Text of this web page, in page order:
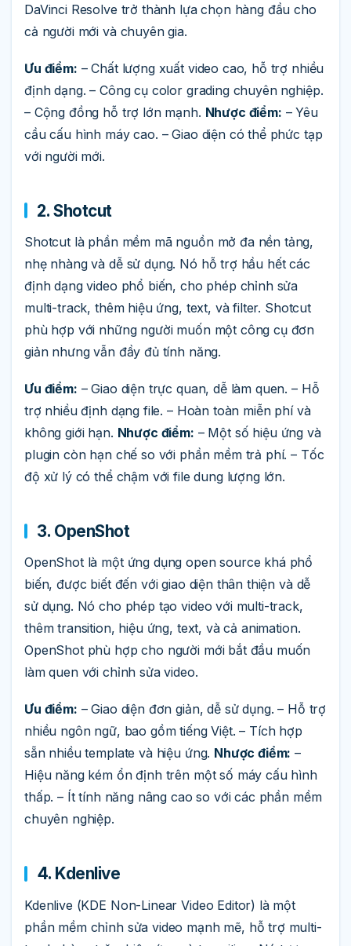
DaVinci Resolve trở thành lựa chọn hàng đầu cho
cả người mới và chuyên gia.
Ưu điểm: – Chất lượng xuất video cao, hỗ trợ nhiều
định dạng. – Công cụ color grading chuyên nghiệp.
– Cộng đồng hỗ trợ lớn mạnh. Nhược điểm: – Yêu
cầu cấu hình máy cao. – Giao diện có thể phức tạp
với người mới.
2. Shotcut
Shotcut là phần mềm mã nguồn mở đa nền tảng,
nhẹ nhàng và dễ sử dụng. Nó hỗ trợ hầu hết các
định dạng video phổ biến, cho phép chỉnh sửa
multi-track, thêm hiệu ứng, text, và filter. Shotcut
phù hợp với những người muốn một công cụ đơn
giản nhưng vẫn đầy đủ tính năng.
Ưu điểm: – Giao diện trực quan, dễ làm quen. – Hỗ
trợ nhiều định dạng file. – Hoàn toàn miễn phí và
không giới hạn. Nhược điểm: – Một số hiệu ứng và
plugin còn hạn chế so với phần mềm trả phí. – Tốc
độ xử lý có thể chậm với file dung lượng lớn.
3. OpenShot
OpenShot là một ứng dụng open source khá phổ
biến, được biết đến với giao diện thân thiện và dễ
sử dụng. Nó cho phép tạo video với multi-track,
thêm transition, hiệu ứng, text, và cả animation.
OpenShot phù hợp cho người mới bắt đầu muốn
làm quen với chỉnh sửa video.
Ưu điểm: – Giao diện đơn giản, dễ sử dụng. – Hỗ trợ
nhiều ngôn ngữ, bao gồm tiếng Việt. – Tích hợp
sẵn nhiều template và hiệu ứng. Nhược điểm: –
Hiệu năng kém ổn định trên một số máy cấu hình
thấp. – Ít tính năng nâng cao so với các phần mềm
chuyên nghiệp.
4. Kdenlive
Kdenlive (KDE Non-Linear Video Editor) là một
phần mềm chỉnh sửa video mạnh mẽ, hỗ trợ multi-